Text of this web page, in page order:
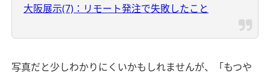
大阪展示(7)：リモート発注で失敗したこと
写真だと少しわかりにくいかもしれませんが、「もつや